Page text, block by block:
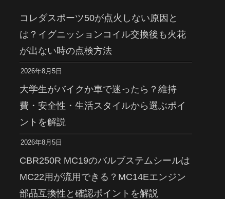
コレダスポーツ50が点火しない原因と
は？イグニッションコイル交換後も火花
が出ない時の点検方法
2026年8月5日
大学生がバイクか車で迷ったら？維持
費・安全性・生活スタイルから選ぶポイ
ントを解説
2026年8月5日
CBR250R MC19のバルブステムシールは
MC22用が流用できる？MC14Eエンジン
部品互換性と確認ポイントを解説